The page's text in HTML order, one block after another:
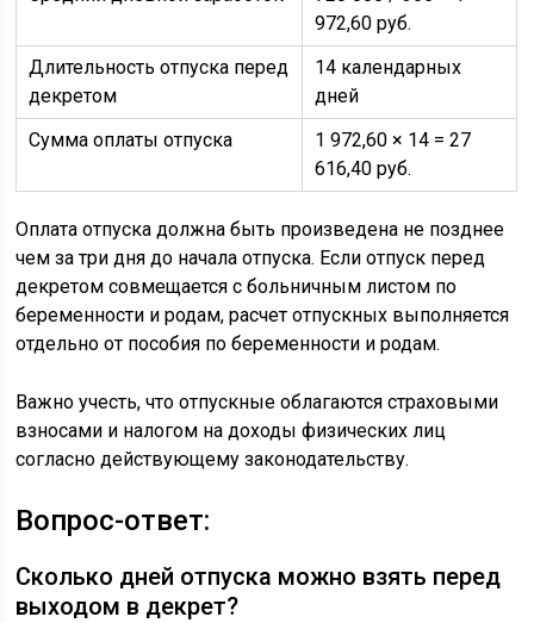
972,60 руб.
Длительность отпуска перед
декретом
14 календарных
дней
Сумма оплаты отпуска
1 972,60 × 14 = 27
616,40 руб.
Оплата отпуска должна быть произведена не позднее
чем за три дня до начала отпуска. Если отпуск перед
декретом совмещается с больничным листом по
беременности и родам, расчет отпускных выполняется
отдельно от пособия по беременности и родам.
Важно учесть, что отпускные облагаются страховыми
взносами и налогом на доходы физических лиц
согласно действующему законодательству.
Вопрос-ответ:
Сколько дней отпуска можно взять перед
выходом в декрет?